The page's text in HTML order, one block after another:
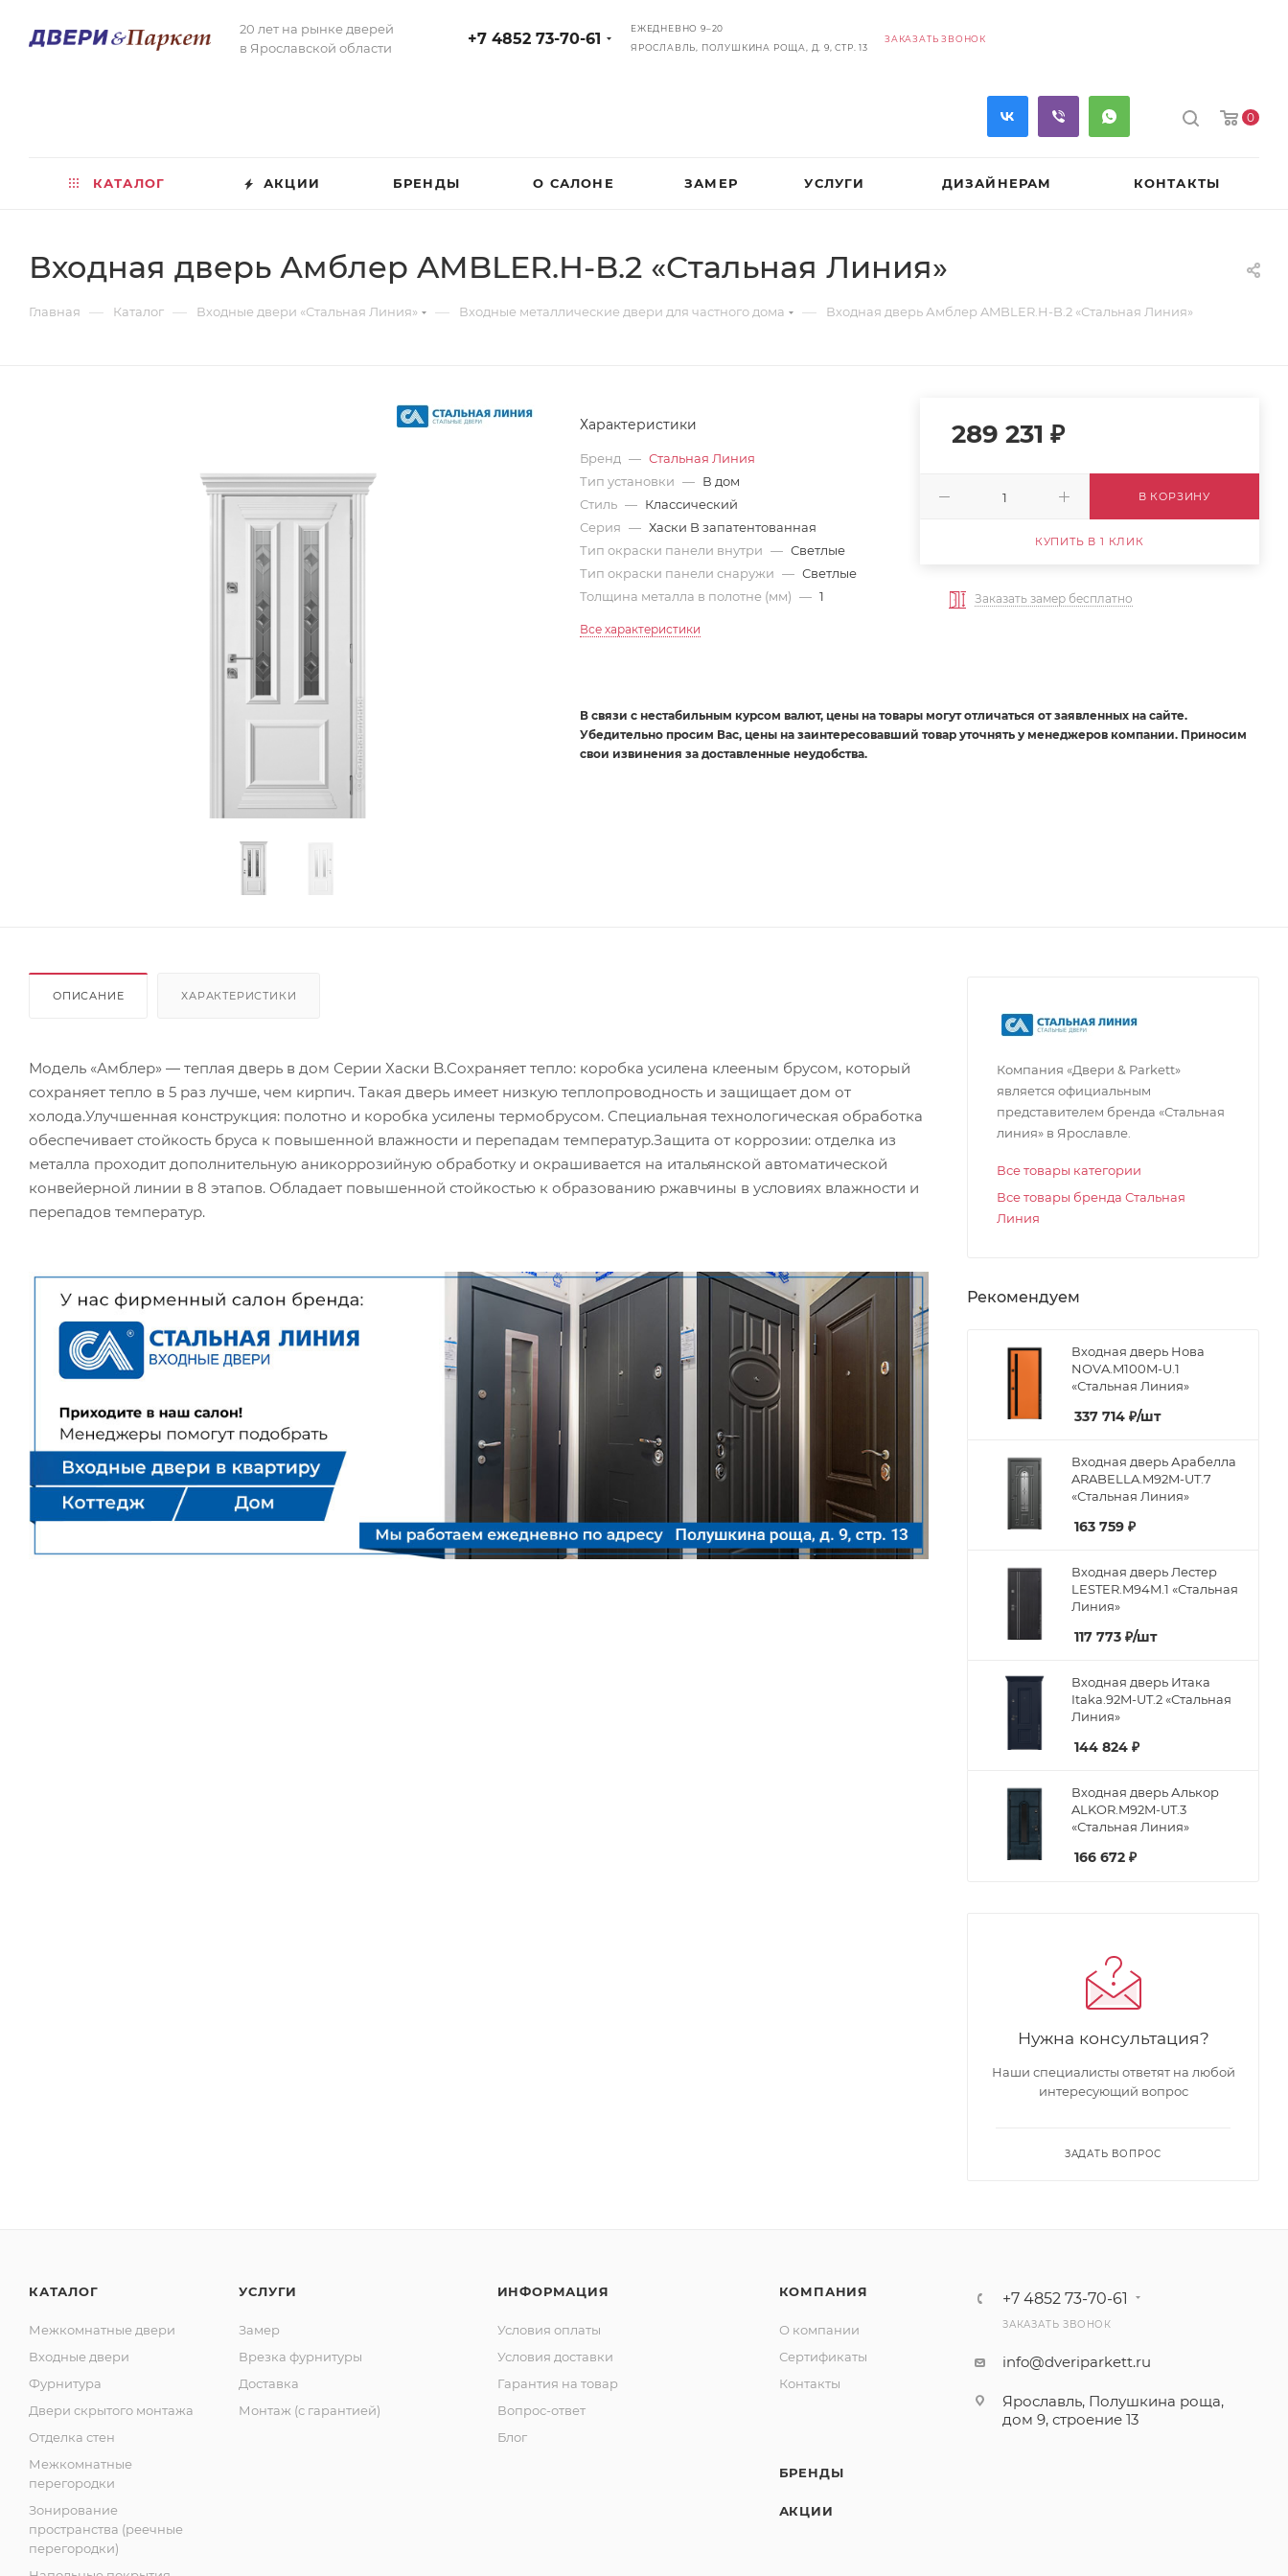
20 лет на рынке дверей
в Ярославской области
+7 4852 73-70-61
ЕЖЕДНЕВНО 9–20
ЯРОСЛАВЛЬ, ПОЛУШКИНА РОЩА, Д. 9, СТР. 13
ЗАКАЗАТЬ ЗВОНОК
0
КАТАЛОГ АКЦИИ БРЕНДЫ О САЛОНЕ ЗАМЕР УСЛУГИ ДИЗАЙНЕРАМ КОНТАКТЫ
Входная дверь Амблер AMBLER.H-B.2 «Стальная Линия»
Главная — Каталог — Входные двери «Стальная Линия» — Входные металлические двери для частного дома — Входная дверь Амблер AMBLER.H-B.2 «Стальная Линия»
Характеристики
Бренд — Стальная Линия
Тип установки — В дом
Стиль — Классический
Серия — Хаски B запатентованная
Тип окраски панели внутри — Светлые
Тип окраски панели снаружи — Светлые
Толщина металла в полотне (мм) — 1
Все характеристики
289 231 ₽
В КОРЗИНУ
КУПИТЬ В 1 КЛИК
Заказать замер бесплатно
В связи с нестабильным курсом валют, цены на товары могут отличаться от заявленных на сайте.
Убедительно просим Вас, цены на заинтересовавший товар уточнять у менеджеров компании. Приносим
свои извинения за доставленные неудобства.
ОПИСАНИЕ ХАРАКТЕРИСТИКИ
Модель «Амблер» — теплая дверь в дом Серии Хаски B.Сохраняет тепло: коробка усилена клееным брусом, который
сохраняет тепло в 5 раз лучше, чем кирпич. Такая дверь имеет низкую теплопроводность и защищает дом от
холода.Улучшенная конструкция: полотно и коробка усилены термобрусом. Специальная технологическая обработка
обеспечивает стойкость бруса к повышенной влажности и перепадам температур.Защита от коррозии: отделка из
металла проходит дополнительную аникоррозийную обработку и окрашивается на итальянской автоматической
конвейерной линии в 8 этапов. Обладает повышенной стойкостью к образованию ржавчины в условиях влажности и
перепадов температур.
Компания «Двери & Parkett»
является официальным
представителем бренда «Стальная
линия» в Ярославле.
Все товары категории
Все товары бренда Стальная
Линия
Рекомендуем
Входная дверь Нова
NOVA.M100M-U.1
«Стальная Линия»
337 714 ₽/шт
Входная дверь Арабелла
ARABELLA.M92M-UT.7
«Стальная Линия»
163 759 ₽
Входная дверь Лестер
LESTER.M94M.1 «Стальная
Линия»
117 773 ₽/шт
Входная дверь Итака
Itaka.92M-UT.2 «Стальная
Линия»
144 824 ₽
Входная дверь Алькор
ALKOR.M92M-UT.3
«Стальная Линия»
166 672 ₽
Нужна консультация?
Наши специалисты ответят на любой
интересующий вопрос
ЗАДАТЬ ВОПРОС
КАТАЛОГ
Межкомнатные двери
Входные двери
Фурнитура
Двери скрытого монтажа
Отделка стен
Межкомнатные
перегородки
Зонирование
пространства (реечные
перегородки)
УСЛУГИ
Замер
Врезка фурнитуры
Доставка
Монтаж (с гарантией)
ИНФОРМАЦИЯ
Условия оплаты
Условия доставки
Гарантия на товар
Вопрос-ответ
Блог
КОМПАНИЯ
О компании
Сертификаты
Контакты
БРЕНДЫ
АКЦИИ
+7 4852 73-70-61
ЗАКАЗАТЬ ЗВОНОК
info@dveriparkett.ru
Ярославль, Полушкина роща,
дом 9, строение 13